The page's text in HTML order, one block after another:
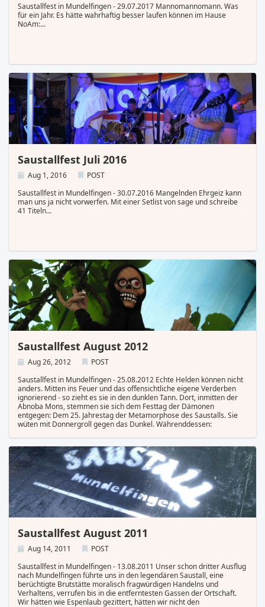
Saustallfest in Mundelfingen - 29.07.2017 Mannomannomann. Was
für ein Jahr. Es hätte wahrhaftig besser laufen können im Hause
NoAm:
Saustallfest Juli 2016
Aug 1, 2016
POST
Saustallfest in Mundelfingen - 30.07.2016 Mangelnden Ehrgeiz kann
man uns ja nicht vorwerfen. Mit einer Setlist von sage und schreibe
41 Titeln
Saustallfest August 2012
Aug 26, 2012
POST
Saustallfest in Mundelfingen - 25.08.2012 Echte Helden können nicht
anders. Mitten ins Feuer und das offensichtliche eigene Verderben
ignorierend - so zieht es sie in den dunklen Tann. Dort, inmitten der
Abnoba Mons, stemmen sie sich dem Festtag der Dämonen
entgegen: Dem 25. Jahrestag der Metamorphose des Saustalls. Sie
wüten mit Donnergroll gegen das Dunkel. Währenddessen:
vergessen nicht. Hebt die Krüge und lobpreiset Mundelfingen, Hort
des Lichts in schwarzer Nacht. Vielen Dank an die Mundelfinger und
alle Zugereisten, es war mal wieder ein großer Spaß, wenn auch ein
zeitweilig feuchter.
Saustallfest August 2011
Aug 14, 2011
POST
Saustallfest in Mundelfingen - 13.08.2011 Unser schon dritter Ausflug
nach Mundelfingen führte uns in den legendären Saustall, eine
berüchtigte Brutstätte moralisch fragwürdigen Handelns und
Verhaltens, verrufen bis in die entferntesten Gassen der Ortschaft.
Wir hätten wie Espenlaub gezittert, hätten wir nicht den